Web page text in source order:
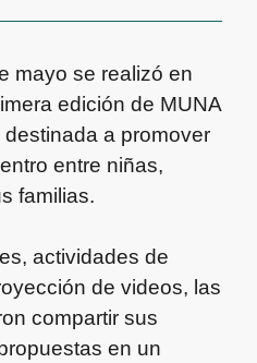
mayo se realizó en
edición de MUNA
a promover
entre niñas,
familias.
actividades de
de videos, las
compartir sus
en un